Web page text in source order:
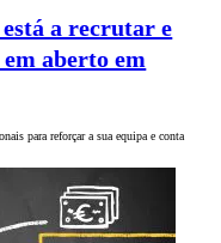
a recrutar e
aberto em
para reforçar a sua equipa e conta